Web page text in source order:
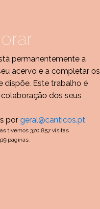
permanentemente a
acervo e a completar os
dispõe. Este trabalho é
dos seus
por geral@canticos.pt
tivemos 370.857 visitas
páginas.